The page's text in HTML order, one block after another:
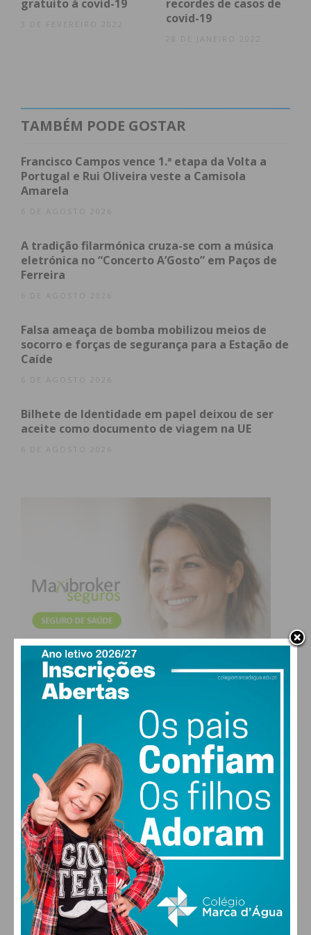
Na região, Paredes, sendo o município mais
populoso, com cerca de 86 mil habitantes, foi
habitantes, foi o segundo concelho com mais casos
positivos, 8.696.
Consulte a tabela econheçamais sobre o seu
concelho:
Subscreva a newsletter do
obtenha de forma regular a informação
Eu li e concordo com os
termos e
condições
gratuito à covid-19
recordes de casos de
covid-19
28 DE JANEIRO 2022
TAMBÉM PODE GOSTAR
Francisco Campos vence 1.ª etapa da Volta a
Portugal e Rui Oliveira veste a Camisola
Amarela
6 DE AGOSTO 2026
A tradição filarmónica cruza-se com a música
eletrónica no “Concerto A’Gosto” em Paços de
Ferreira
6 DE AGOSTO 2026
Falsa ameaça de bomba mobilizou meios de
socorro e forças de segurança para a Estação de
Caíde
6 DE AGOSTO 2026
Bilhete de Identidade em papel deixou de ser
aceite como documento de viagem na UE
6 DE AGOSTO 2026